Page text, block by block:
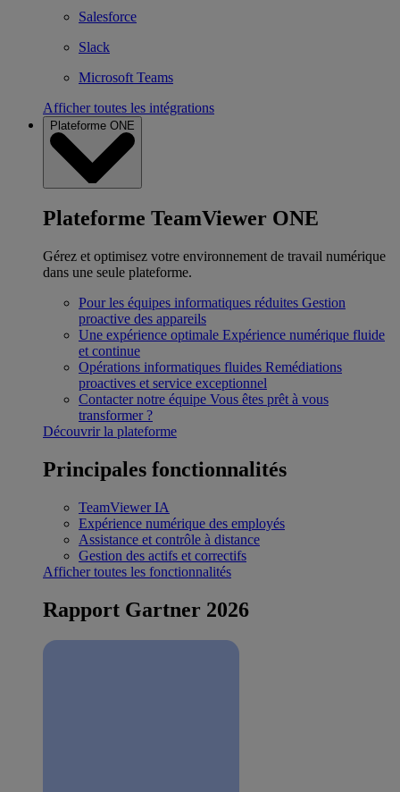
Salesforce
Slack
Microsoft Teams
Afficher toutes les intégrations
Plateforme ONE
Plateforme TeamViewer ONE
Gérez et optimisez votre environnement de travail numérique
dans une seule plateforme.
Pour les équipes informatiques réduites Gestion
proactive des appareils
Une expérience optimale Expérience numérique fluide
et continue
Opérations informatiques fluides Remédiations
proactives et service exceptionnel
Contacter notre équipe Vous êtes prêt à vous
transformer ?
Découvrir la plateforme
Principales fonctionnalités
TeamViewer IA
Expérience numérique des employés
Assistance et contrôle à distance
Gestion des actifs et correctifs
Afficher toutes les fonctionnalités
Rapport Gartner 2026